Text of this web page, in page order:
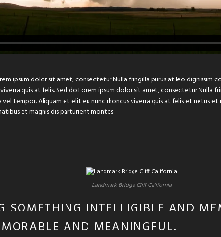
ipsum dolor sit amet, consectetur Nulla fringilla purus at leo dignissim
quis at felis. Sed do.Lorem ipsum dolor sit amet, consectetur
tempor. Aliquam et elit eu nunc rhoncus viverra quis at felis et netus
et magnis dis parturient montes
Landmark Bridge Cliff California
SOMETHING INTELLIGIBLE AND
AND MEANINGFUL.